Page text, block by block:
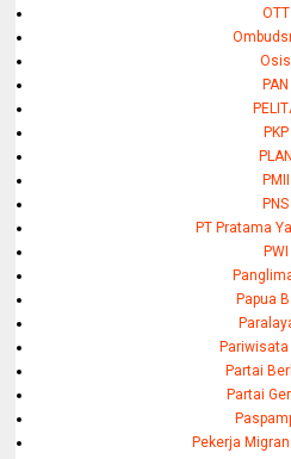
OTT
Osis
PAN
PKP
PLAN
PMII
PNS
PT Pratama
PWI
Papua
Partai
Partai
Pekerja